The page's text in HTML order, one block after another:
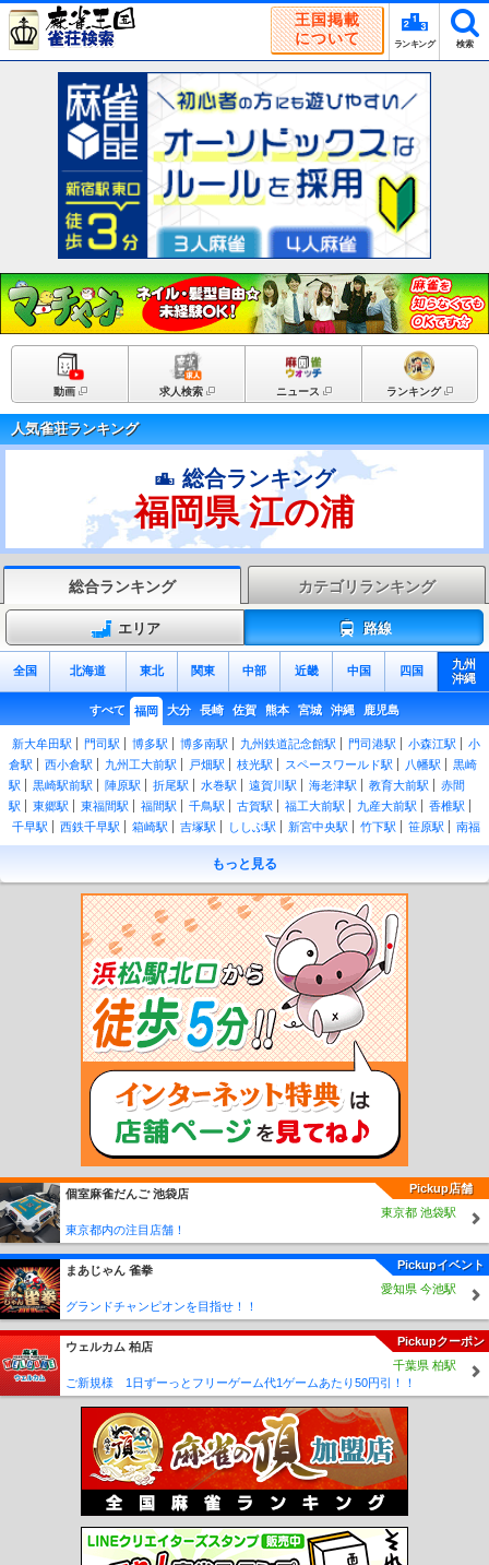
王国掲載
について
ランキング 検索
動画 求人検索 ニュース ランキング
人気雀荘ランキング
総合ランキング
福岡県 江の浦
総合ランキング カテゴリランキング
エリア 路線
全国 北海道 東北 関東 中部 近畿 中国 四国
九州
沖縄
すべて 福岡 大分 長崎 佐賀 熊本 宮城 沖縄 鹿児島
新大牟田駅 門司駅 博多駅 博多南駅 九州鉄道記念館駅 門司港駅 小森江駅
小
倉駅
西小倉駅 九州工大前駅 戸畑駅 枝光駅 スペースワールド駅 八幡駅
黒崎
駅
黒崎駅前駅 陣原駅 折尾駅 水巻駅 遠賀川駅 海老津駅 教育大前駅
赤間
駅
東郷駅 東福間駅 福間駅 千鳥駅 古賀駅 福工大前駅 九産大前駅
香椎駅
千早駅
西鉄千早駅 箱崎駅 吉塚駅 ししぶ駅 新宮中央駅 竹下駅 笹原駅
南福
岡駅
春日駅 大野城駅 水城駅 都府楼南駅 二日市駅 天拝山駅 原田駅
久留米
筑後船小屋駅
駅
銀水駅 大牟田駅 南小倉駅 城野駅 安部山公園駅 下曽根駅 朽網駅
苅田
小波瀬西工大前駅 行橋駅 南行橋駅 新田原駅 築城駅 椎田駅
豊前松江駅
三毛門駅 吉富駅 桂川駅 筑前大分駅 九郎原駅 城戸南蔵院前駅
門松駅 長者原駅 原町駅 柚須駅 姪浜駅 下山門駅 今宿駅
周船寺駅 波多江駅 筑前前原駅 美咲が丘駅 加布里駅 一貴山駅
大入駅 福吉駅 鹿家駅 若松駅 藤ノ木駅 奥洞海駅 二島駅
中間駅 筑前垣生駅 鞍手駅 筑前植木駅 新入駅 直方駅
浦田駅 新飯塚駅 飯塚駅 天道駅 上穂波駅 筑前内野駅
南久留米駅 久留米大学前駅 御井駅 善導寺駅 筑後草野駅 田主丸駅
筑後大石駅 久留米高校前駅 石田駅 志井公園駅 志井駅
採銅所駅 香春駅 一本松駅 田川伊田駅 田川後藤寺駅
添田駅 豊前桝田駅 彦山駅 筑前岩屋駅 大行司駅
歓遊舎ひこさん駅
上三緒駅 下鴨生駅 筑前庄内駅 船尾駅 西戸崎駅
奈多駅 和白駅 香椎神宮駅 舞松原駅 土井駅 伊賀駅
恵駅
須恵中央駅 新原駅 宇美駅 西鉄福岡（天神）駅 薬院駅 西鉄平尾駅
高宮
駅
大橋駅 井尻駅 雑餉隈駅 都府楼前駅
西鉄二
日市駅
朝倉街道駅 大保駅
小郡
駅
西鉄小郡駅 端間駅 味坂駅 宮の陣駅 櫛原駅 西鉄久留米駅 花畑駅
試験場
前駅
津福駅 安武駅 大善寺駅 三潴駅 犬塚駅 大溝駅 八丁牟田駅 蒲池駅
矢
加部駅
西鉄柳川駅 西鉄渡瀬駅
永駅
東甘木駅 西鉄銀水駅 新栄町駅 紫駅
学
校前駅
古賀茶屋駅 北野駅 大城駅 金島駅 大堰駅 本郷駅 上浦駅 馬田駅
甘
木駅
貝塚駅 名島駅 香椎宮前駅 唐の原駅
三苫駅
西鉄新宮駅
宮地岳駅
津屋崎
駅
大板井駅 松崎駅 今隈駅 西太刀洗駅 山隈駅 太刀洗駅 高田駅
あかぢ駅 藤棚駅 中泉駅 市場駅 ふれあい生力駅 赤池駅 人見駅
糒駅 田川市立病院駅 下伊田駅 豊前大熊駅 松山駅 糸田駅
勾金駅 柿下温泉口駅 内田駅 赤駅 油須原駅 源じいの森駅
東犀川三四郎駅 新豊津駅 豊津駅 今川河童駅 美夜古泉駅
祇園駅 中洲川端駅 天神駅 赤坂駅 大濠公園駅 唐人町駅
室見駅 呉服町駅 千代県庁口駅 馬出九大病院前駅
橋本駅 次郎丸駅 賀茂駅 野芥駅 梅林駅 福大前駅 七隈駅
別府駅 六本松駅 桜坂駅 薬院大通駅 渡辺通駅 天神南駅
もっと見る
Pickup店舗
個室麻雀だんご 池袋店
東京都 池袋駅
東京都内の注目店舗！
Pickupイベント
まあじゃん 雀拳
愛知県 今池駅
グランドチャンピオンを目指せ！！
Pickupクーポン
ウェルカム 柏店
千葉県 柏駅
ご新規様 1日ずーっとフリーゲーム代1ゲームあたり50円引！！